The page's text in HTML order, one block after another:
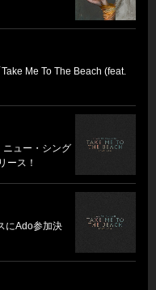
Me To The Beach (feat.
ニュー・シング
ース！
にAdo参加決